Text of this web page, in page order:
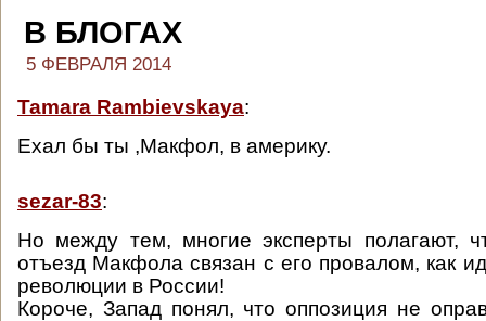
В БЛОГАХ
5 ФЕВРАЛЯ 2014
Tamara Rambievskaya:
Ехал бы ты ,Макфол, в америку.
sezar-83:
Но между тем, многие эксперты полагают,
отъезд Макфола связан с его провалом, как
революции в России!
Короче, Запад понял, что оппозиция не